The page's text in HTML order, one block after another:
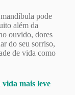
pode
além da
ouvido, dores
do seu sorriso,
de vida como
mais leve